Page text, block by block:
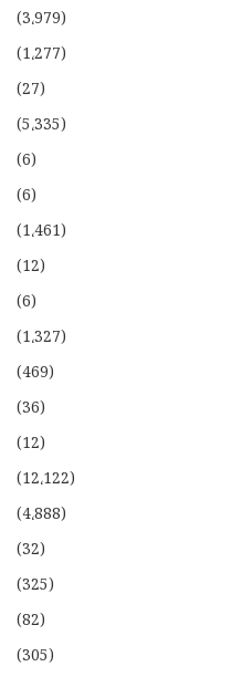
(3،979)
(1،277)
(27)
(5،335)
(6)
(6)
(1،461)
(12)
(6)
(1،327)
(469)
(36)
(12)
(12،122)
(4،888)
(32)
(325)
(82)
(305)